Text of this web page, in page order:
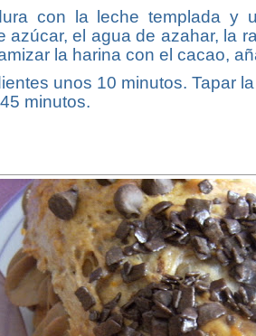
con la leche templada y
azúcar, el agua de azahar, la
la harina con el cacao,
unos 10 minutos. Tapar
minutos.